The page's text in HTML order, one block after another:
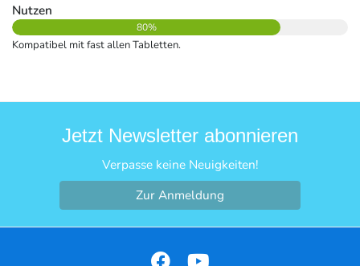
Nutzen
80%
Kompatibel mit fast allen Tabletten.
Jetzt Newsletter abonnieren
Verpasse keine Neuigkeiten!
Zur Anmeldung